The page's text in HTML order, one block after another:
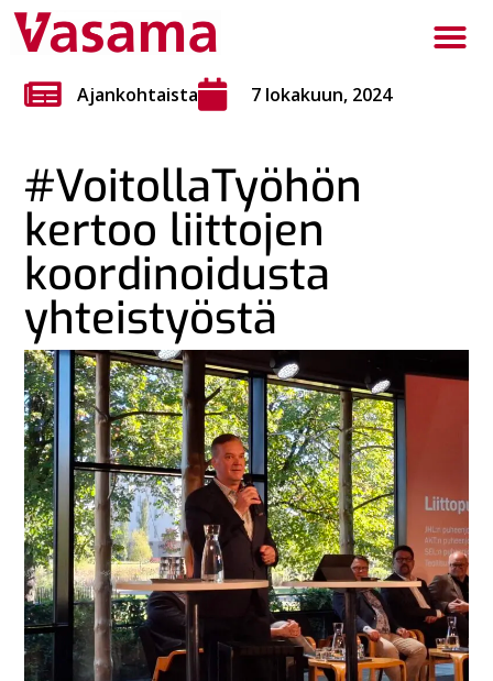
Ajankohtaista 7 lokakuun, 2024
#VoitollaTyöhön
kertoo liittojen
koordinoidusta
yhteistyöstä